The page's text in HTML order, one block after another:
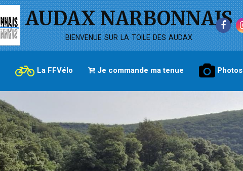
AUDAX NARBONNAIS
bienvenue sur la toile des audax
La FFVélo Je commande ma tenue Photos